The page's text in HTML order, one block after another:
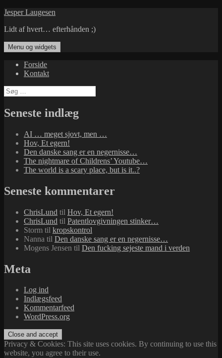
Hop
indhold
Jesper Laugesen
Lidt af hvert… efterhånden ;)
Menu og widgets
Forside
Kontakt
Søg
efter:
Seneste indlæg
AI … meget sjovt, men …
Hov, Et egern!
Den danske sang er en negernisse…
The nightmare of Childrens’ Youtube…
The world is a scary place, but is it..?
Seneste kommentarer
ChrisLund til Hov, Et egern!
ChrisLund til Patentlovgivningen stinker…
Storm til kropskontrol
Nanna til Den danske sang er en negernisse…
Mogens Jensen til Den fucking sejeste mand i verden
Meta
Log ind
Indlægsfeed
Kommentarfeed
WordPress.org
Privacy & Cookies: This site uses cookies. By continuing to use this
website, you agree to their use.